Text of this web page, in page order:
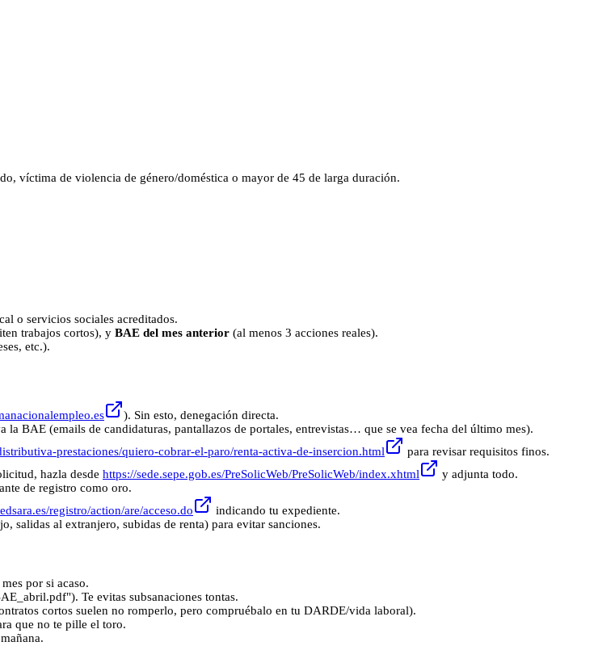
víctima de violencia de género/doméstica o mayor de 45 de larga duración.
o servicios sociales acreditados.
trabajos cortos), y BAE del mes anterior (al menos 3 acciones reales).
etc.).
). Sin esto, denegación directa.
BAE (emails de candidaturas, pantallazos de portales, entrevistas… que se vea fecha del último mes).
prestaciones/quiero-cobrar-el-paro/renta-activa-de-insercion.html
para revisar requisitos finos.
hazla desde https://sede.sepe.gob.es/PreSolicWeb/PreSolicWeb/index.xhtml
y adjunta todo.
de registro como oro.
registro/action/are/acceso.do
indicando tu expediente.
salidas al extranjero, subidas de renta) para evitar sanciones.
por si acaso.
Te evitas subsanaciones tontas.
cortos suelen no romperlo, pero compruébalo en tu DARDE/vida laboral).
que no te pille el toro.